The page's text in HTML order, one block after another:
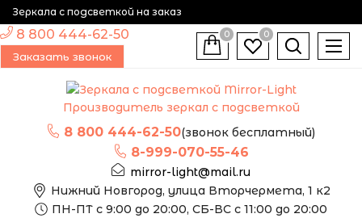
Зеркала с подсветкой на заказ
Производитель зеркал с подсветкой
8 800 444-62-50(звонок бесплатный)
8-999-070-55-46
mirror-light@mail.ru
Нижний Новгород, улица Вторчермета, 1 к2
ПН-ПТ с 9:00 до 20:00, СБ-ВС с 11:00 до 20:00
8 800 444-62-50
Заказать звонок
0
0